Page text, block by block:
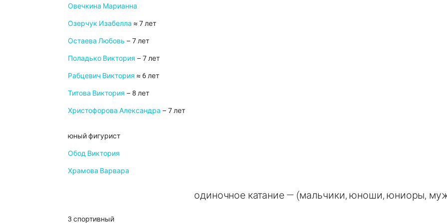
Овечкина Марианна
Озерчук Изабелла ≈ 7 лет
Остаева Любовь – 7 лет
Поладько Виктория – 7 лет
Рабцевич Виктория ≈ 6 лет
Титова Виктория – 8 лет
Христофорова Александра – 7 лет
юный фигурист
Обод Виктория
Храмова Варвара
одиночное катание — (мальчики, юноши, юниоры,
3 спортивный